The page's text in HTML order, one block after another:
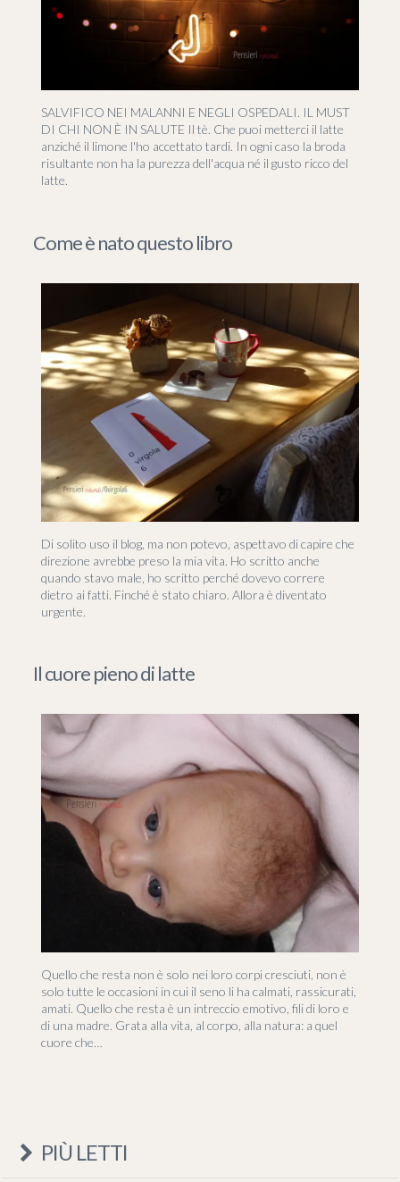
SALVIFICO NEI MALANNI E NEGLI OSPEDALI. IL MUST
DI CHI NON È IN SALUTE Il tè. Che puoi metterci il latte
anziché il limone l'ho accettato tardi. In ogni caso la broda
risultante non ha la purezza dell'acqua né il gusto ricco del
latte.
Come è nato questo libro
Di solito uso il blog, ma non potevo, aspettavo di capire che
direzione avrebbe preso la mia vita. Ho scritto anche
quando stavo male, ho scritto perché dovevo correre
dietro ai fatti. Finché è stato chiaro. Allora è diventato
urgente.
Il cuore pieno di latte
Quello che resta non è solo nei loro corpi cresciuti, non è
solo tutte le occasioni in cui il seno li ha calmati, rassicurati,
amati. Quello che resta è un intreccio emotivo, fili di loro e
di una madre. Grata alla vita, al corpo, alla natura: a quel
cuore che…
PIÙ LETTI